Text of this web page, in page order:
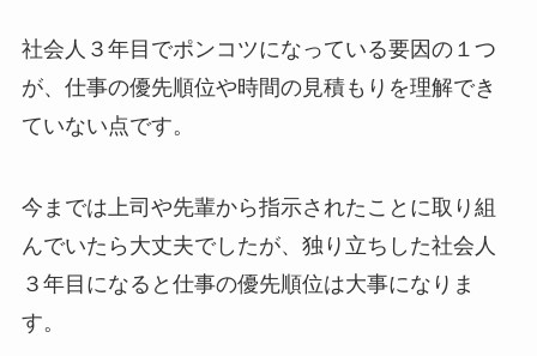
社会人３年目でポンコツになっている要因の１つ
が、仕事の優先順位や時間の見積もりを理解でき
ていない点です。
今までは上司や先輩から指示されたことに取り組
んでいたら大丈夫でしたが、独り立ちした社会人
３年目になると仕事の優先順位は大事になりま
す。